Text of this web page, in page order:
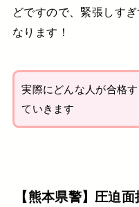
どですので、緊張しす
なります！
実際にどんな人が合格
ていきます
【熊本県警】圧迫